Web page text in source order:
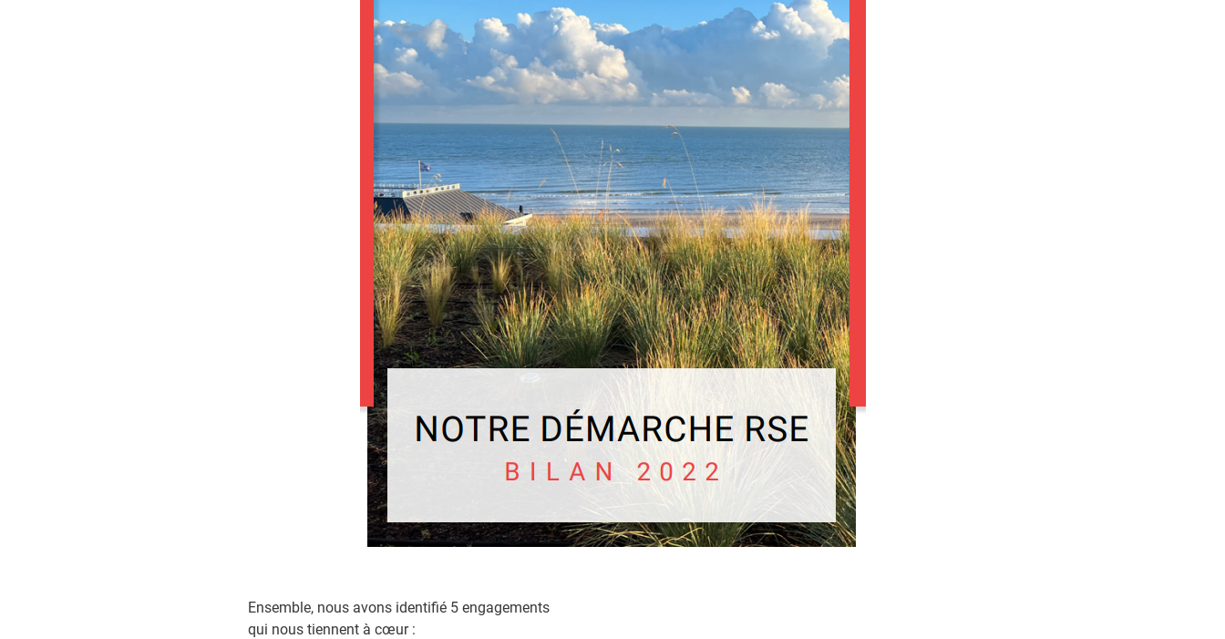
Ensemble, nous avons identifié 5 engagements
qui nous tiennent à cœur :